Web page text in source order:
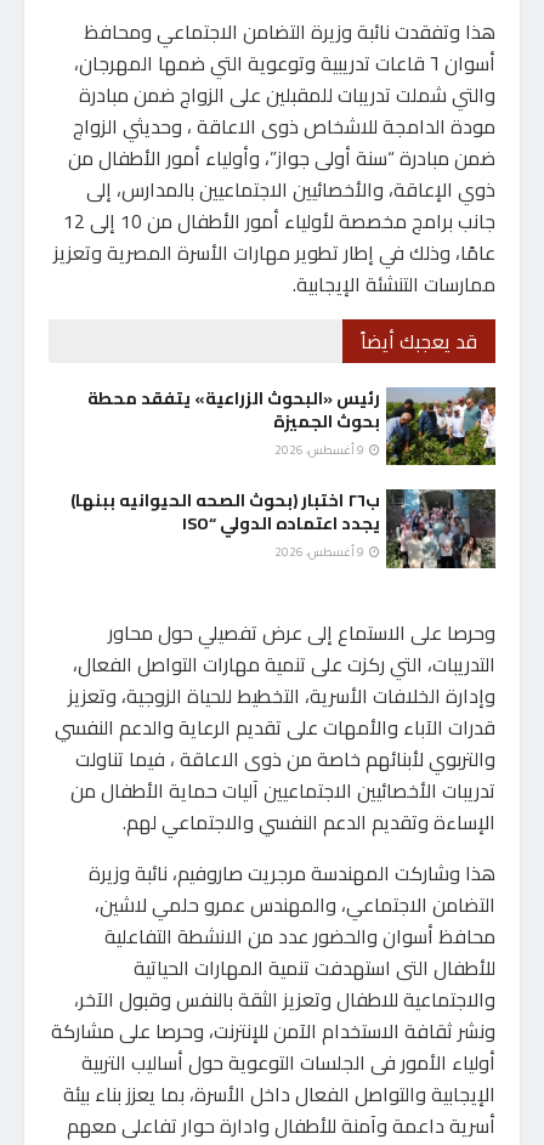
هذا وتفقدت نائبة وزيرة التضامن الاجتماعي ومحافظ
أسوان ٦ قاعات تدريبية وتوعوية التي ضمها المهرجان،
والتي شملت تدريبات للمقبلين على الزواج ضمن مبادرة
مودة الدامجة للاشخاص ذوى الاعاقة ، وحديثي الزواج
ضمن مبادرة “سنة أولى جواز”، وأولياء أمور الأطفال من
ذوي الإعاقة، والأخصائيين الاجتماعيين بالمدارس، إلى
جانب برامج مخصصة لأولياء أمور الأطفال من 10 إلى 12
عامًا، وذلك في إطار تطوير مهارات الأسرة المصرية وتعزيز
ممارسات التنشئة الإيجابية.
قد يعجبك أيضاً
رئيس «البحوث الزراعية» يتفقد محطة
بحوث الجميزة
ب٢٦ اختبار (بحوث الصحه الحيوانيه ببنها)
يجدد اعتماده الدولي “ISO
وحرصا على الاستماع إلى عرض تفصيلي حول محاور
التدريبات، التي ركزت على تنمية مهارات التواصل الفعال،
وإدارة الخلافات الأسرية، التخطيط للحياة الزوجية، وتعزيز
قدرات الآباء والأمهات على تقديم الرعاية والدعم النفسي
والتربوي لأبنائهم خاصة من ذوى الاعاقة ، فيما تناولت
تدريبات الأخصائيين الاجتماعيين آليات حماية الأطفال من
الإساءة وتقديم الدعم النفسي والاجتماعي لهم.
هذا وشاركت المهندسة مرجريت صاروفيم، نائبة وزيرة
التضامن الاجتماعي، والمهندس عمرو حلمي لاشين،
محافظ أسوان والحضور عدد من الانشطة التفاعلية
للأطفال التى استهدفت تنمية المهارات الحياتية
والاجتماعية للاطفال وتعزيز الثقة بالنفس وقبول الآخر،
ونشر ثقافة الاستخدام الآمن للإنترنت، وحرصا على مشاركة
أولياء الأمور فى الجلسات التوعوية حول أساليب التربية
الإيجابية والتواصل الفعال داخل الأسرة، بما يعزز بناء بيئة
أسرية داعمة وآمنة للأطفال وادارة حوار تفاعلى معهم